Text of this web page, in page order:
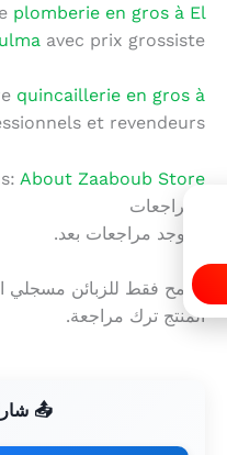
plomberie en gros à El
avec prix grossiste.
quincaillerie en gros à
et revendeurs.
About Zaaboub Store
المراجعات
لا توجد مراجعات بعد.
يسمح فقط للزبائن مسجلي
المنتج ترك مراجعة.
📤